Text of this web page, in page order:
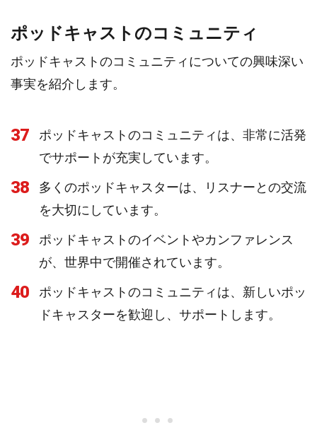
ポッドキャストのコミュニティ
ポッドキャストのコミュニティについての興味深い
事実を紹介します。
37
ポッドキャストのコミュニティは、非常に活発
でサポートが充実しています。
38
多くのポッドキャスターは、リスナーとの交流
を大切にしています。
39
ポッドキャストのイベントやカンファレンス
が、世界中で開催されています。
40
ポッドキャストのコミュニティは、新しいポッ
ドキャスターを歓迎し、サポートします。